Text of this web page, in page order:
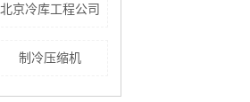
北京冷库工程公司
制冷压缩机